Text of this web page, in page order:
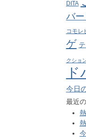
DITA
バ
コモレ
ゲ
クショ
今日
最近